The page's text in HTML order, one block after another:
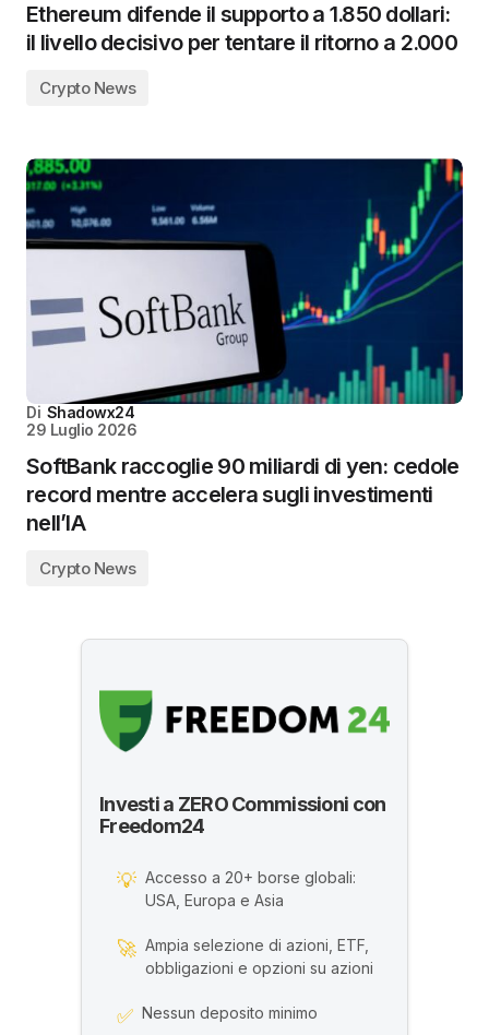
Ethereum difende il supporto a 1.850 dollari:
il livello decisivo per tentare il ritorno a 2.000
Crypto News
Di Shadowx24
29 Luglio 2026
SoftBank raccoglie 90 miliardi di yen: cedole
record mentre accelera sugli investimenti
nell’IA
Crypto News
Investi a ZERO Commissioni con
Freedom24
💡 Accesso a 20+ borse globali:
USA, Europa e Asia
🚀 Ampia selezione di azioni, ETF,
obbligazioni e opzioni su azioni
✅ Nessun deposito minimo